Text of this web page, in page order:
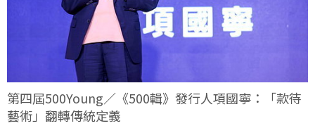
第四屆500Young／《500輯》發行人項國寧：「款待
藝術」翻轉傳統定義